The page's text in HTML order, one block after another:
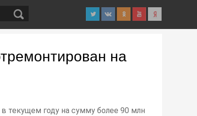
на
текущем году на сумму более 90 млн